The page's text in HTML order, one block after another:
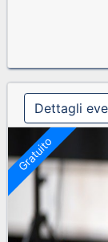
Dettagli
Gratuito